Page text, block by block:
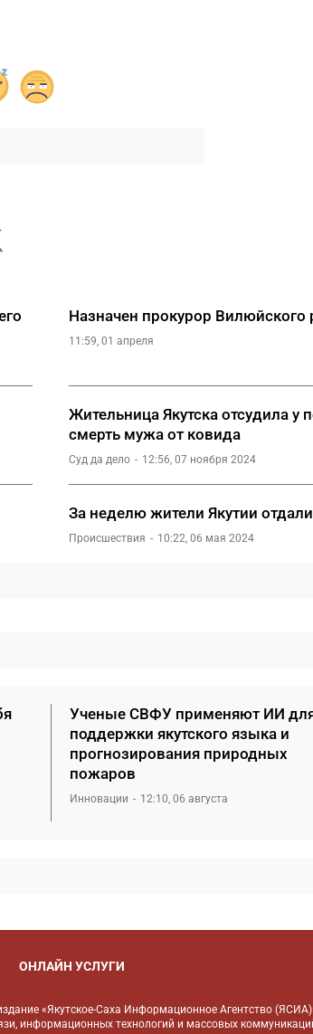
Назначен прокурор Вилюйского
11:59, 01 апреля
Жительница Якутска отсудила
смерть мужа от ковида
Суд да дело 12:56, 07 ноября 2024
За неделю жители Якутии
Происшествия 10:22, 06 мая 2024
Ученые СВФУ применяют ИИ
поддержки якутского языка и
прогнозирования природных
пожаров
Инновации 12:10, 06 августа
ОНЛАЙН УСЛУГИ
«Якутское-Саха Информационное Агентство
информационных технологий и массовых